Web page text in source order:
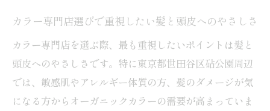
カラー専門店ならではの自然なツヤ髪を体
感しよう
カラー専門店選びで重視したい髪と頭皮へのやさしさ
カラー専門店を選ぶ際、最も重視したいポイントは髪と
頭皮へのやさしさです。特に東京都世田谷区砧公園周辺
では、敏感肌やアレルギー体質の方、髪のダメージが気
になる方からオーガニックカラーの需要が高まっていま